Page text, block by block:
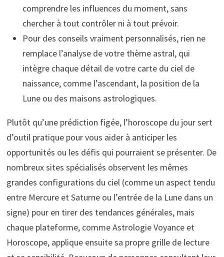
comprendre les influences du moment, sans
chercher à tout contrôler ni à tout prévoir.
Pour des conseils vraiment personnalisés, rien ne
remplace l’analyse de votre thème astral, qui
intègre chaque détail de votre carte du ciel de
naissance, comme l’ascendant, la position de la
Lune ou des maisons astrologiques.
Plutôt qu’une prédiction figée, l’horoscope du jour sert
d’outil pratique pour vous aider à anticiper les
opportunités ou les défis qui pourraient se présenter. De
nombreux sites spécialisés observent les mêmes
grandes configurations du ciel (comme un aspect tendu
entre Mercure et Saturne ou l’entrée de la Lune dans un
signe) pour en tirer des tendances générales, mais
chaque plateforme, comme Astrologie Voyance et
Horoscope, applique ensuite sa propre grille de lecture